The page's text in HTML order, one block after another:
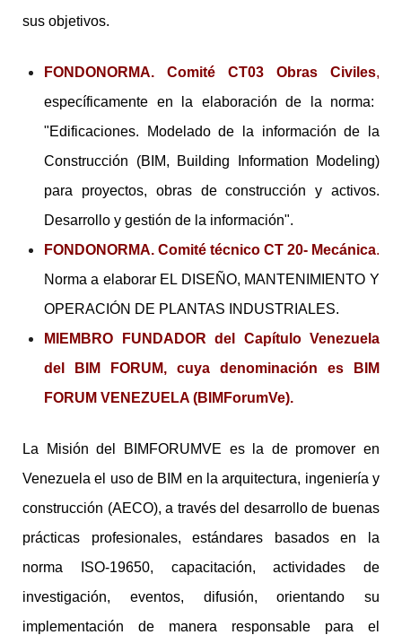
sus objetivos.
FONDONORMA. Comité CT03 Obras Civiles,
específicamente en la elaboración de la norma:
"Edificaciones. Modelado de la información de la
Construcción (BIM, Building Information Modeling)
para proyectos, obras de construcción y activos.
Desarrollo y gestión de la información".
FONDONORMA. Comité técnico CT 20- Mecánica.
Norma a elaborar EL DISEÑO, MANTENIMIENTO Y
OPERACIÓN DE PLANTAS INDUSTRIALES.
MIEMBRO FUNDADOR del Capítulo Venezuela
del BIM FORUM, cuya denominación es BIM
FORUM VENEZUELA (BIMForumVe).
La Misión del BIMFORUMVE es la de promover en
Venezuela el uso de BIM en la arquitectura, ingeniería y
construcción (AECO), a través del desarrollo de buenas
prácticas profesionales, estándares basados en la
norma ISO-19650, capacitación, actividades de
investigación, eventos, difusión, orientando su
implementación de manera responsable para el